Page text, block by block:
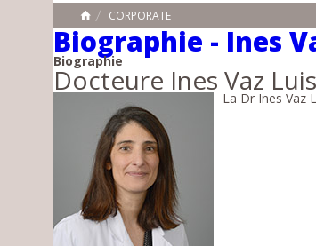
ACCUEIL
CORPORATE
Biographie - Ines
Biographie
Docteure Ines Vaz Luis
La Dr Ines Vaz